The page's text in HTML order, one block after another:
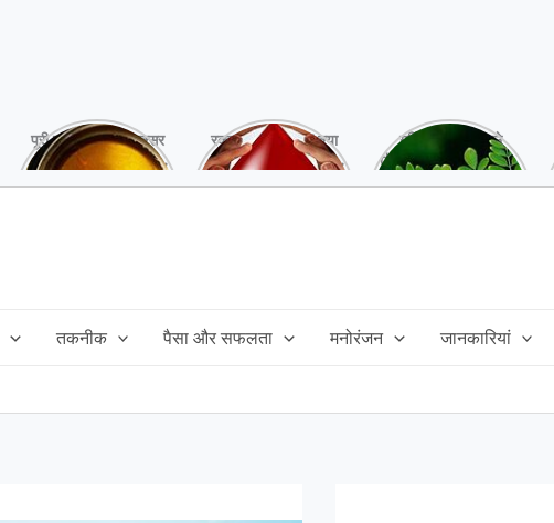
पूरी बनाने के बाद, अक्सर
तेल बच जाता है,ऐसे में
रक्तदान है ‘महादान’ क्या
आपने करवाया, स्वस्थ
गर्मियों में मिलने वाले
drumstick गुणों की खान
तकनीक पैसा और सफलता मनोरंजन जानकारियां